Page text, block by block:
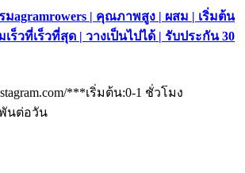
agramrowers | คุณภาพสูง | ผสม | เริ่มต้น
เร็วที่เร็วที่สุด | วางเป็นไปได้ | รับประกัน 30
***เริ่มต้น:0-1 ชั่วโมง
พันต่อวัน